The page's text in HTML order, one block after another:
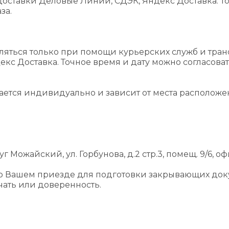
только при помощи курьерских служб и
Доставка. Точное время и дату можно
индивидуально и зависит от места
Можайский, ул. Горбунова, д.2 стр.3, помещ. 9/6,
Вашем приезде для подготовки закрывающих
или доверенность.